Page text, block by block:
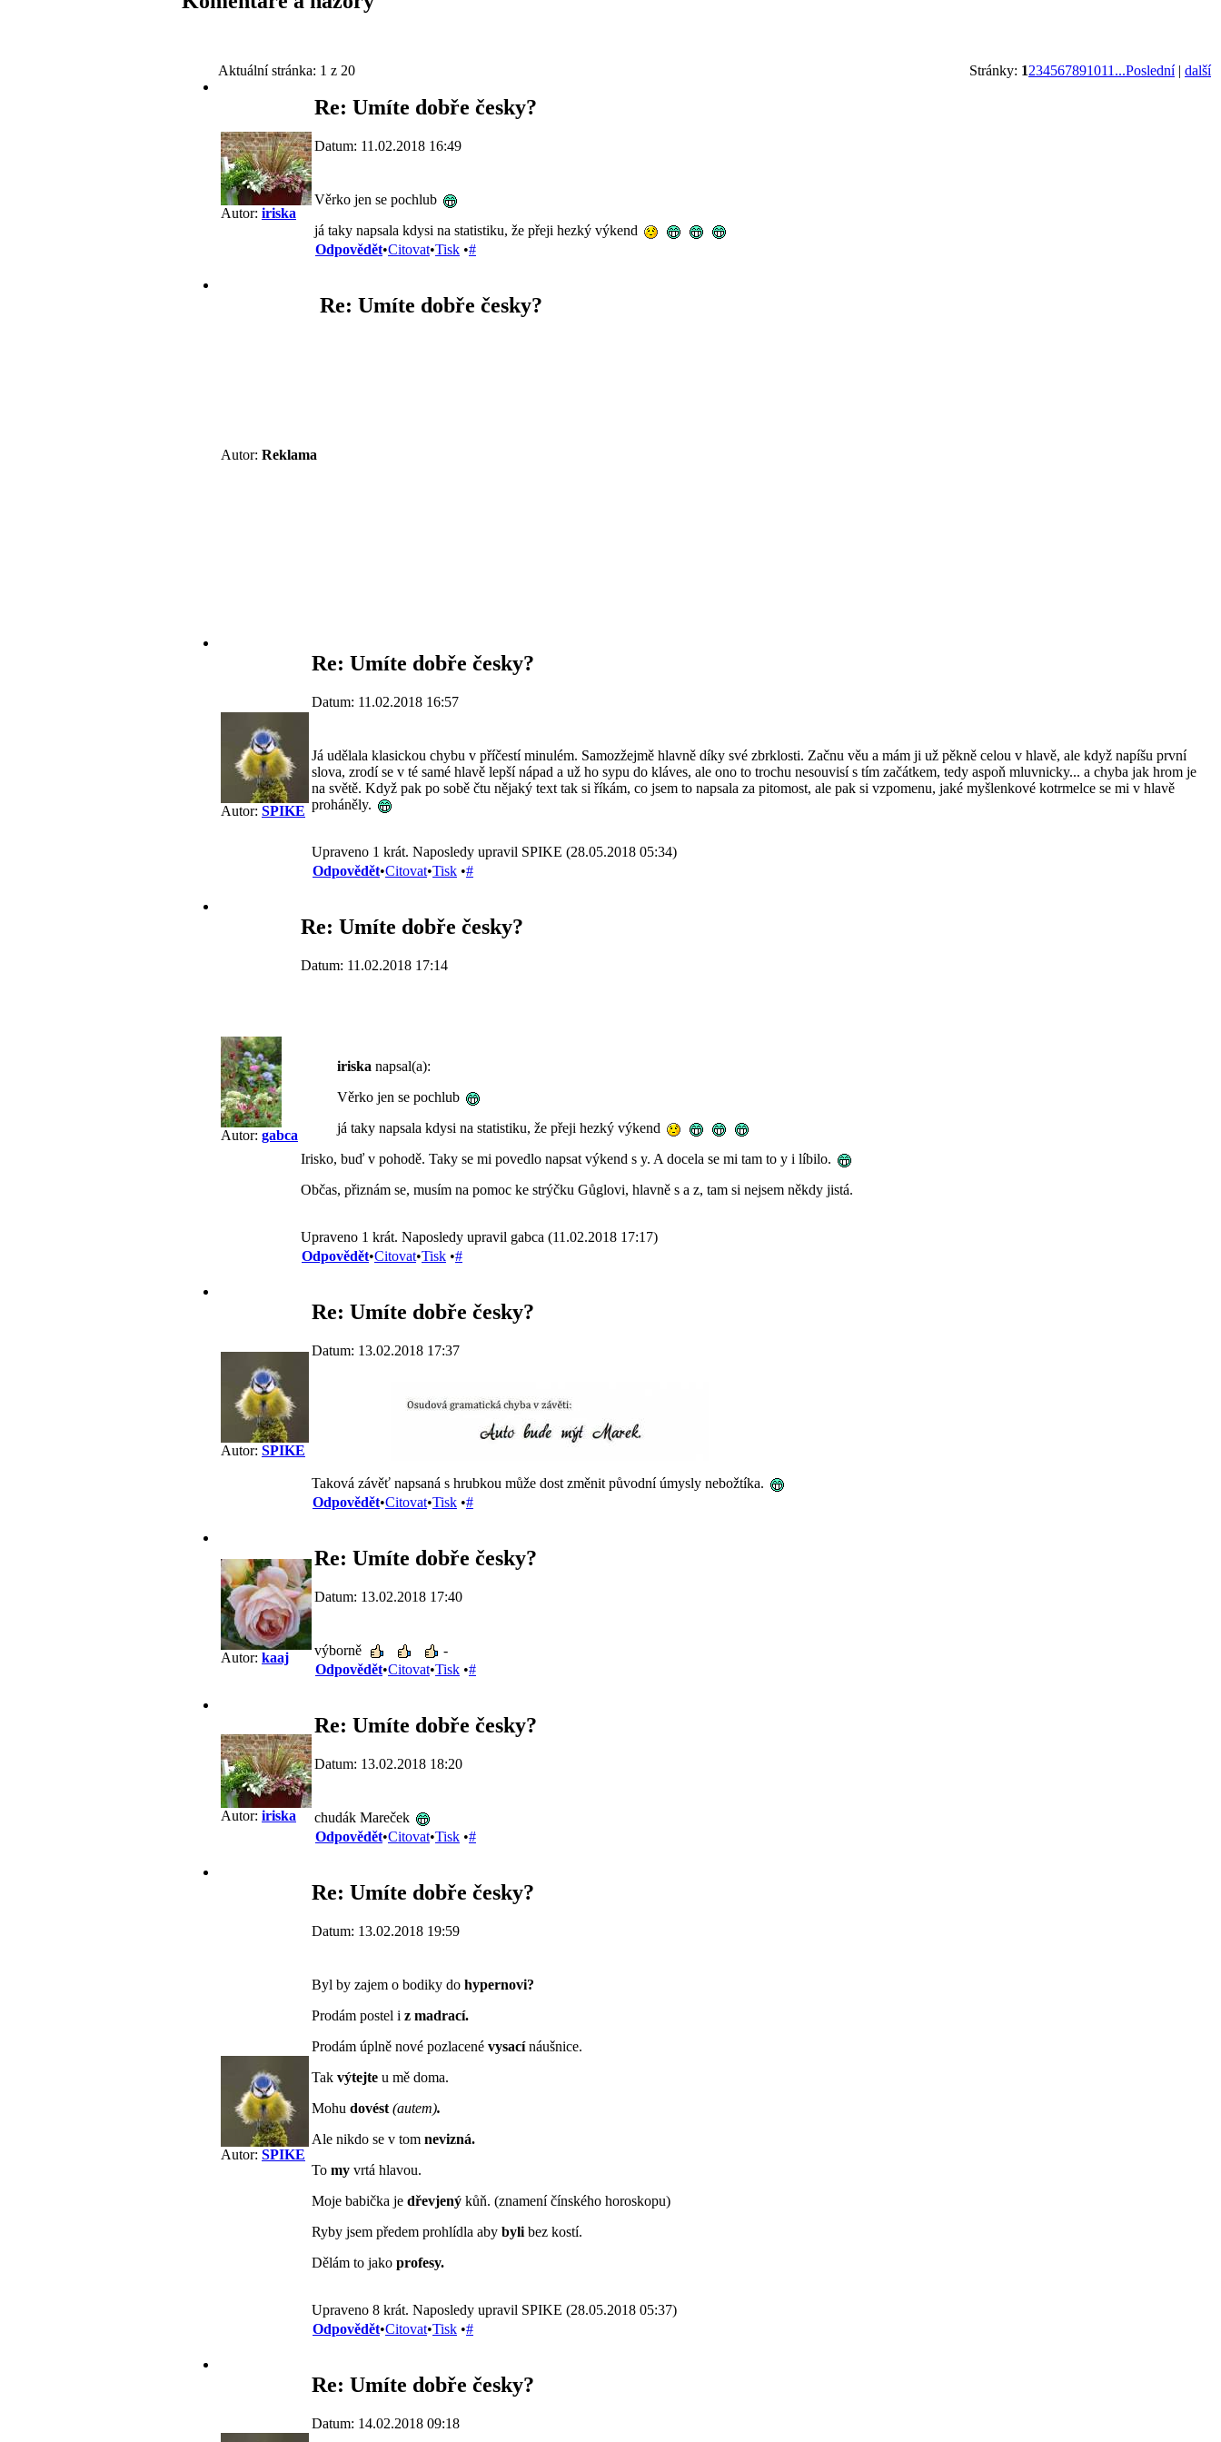
Stránky: 1234567891011 ...Poslední| další
Aktuální stránka: 1 z 20
Autor: iriska
Re: Umíte dobře česky?
Datum: 11.02.2018 16:49
Věrko jen se pochlub
já taky napsala kdysi na statistiku, že přeji hezký výkend
Odpovědět•Citovat•Tisk •#
Autor: Reklama
Re: Umíte dobře česky?
Autor: SPIKE
Re: Umíte dobře česky?
Datum: 11.02.2018 16:57
Já udělala klasickou chybu v příčestí minulém. Samozžejmě hlavně díky své zbrklosti. Začnu věu a mám ji už pěkně celou v hlavě, ale když napíšu první
slova, zrodí se v té samé hlavě lepší nápad a už ho sypu do kláves, ale ono to trochu nesouvisí s tím začátkem, tedy aspoň mluvnicky... a chyba jak hrom je
na světě. Když pak po sobě čtu nějaký text tak si říkám, co jsem to napsala za pitomost, ale pak si vzpomenu, jaké myšlenkové kotrmelce se mi v hlavě
proháněly.
Upraveno 1 krát. Naposledy upravil SPIKE (28.05.2018 05:34)
Odpovědět•Citovat•Tisk •#
Autor: gabca
Re: Umíte dobře česky?
Datum: 11.02.2018 17:14
iriska napsal(a):
Věrko jen se pochlub
já taky napsala kdysi na statistiku, že přeji hezký výkend
Irisko, buď v pohodě. Taky se mi povedlo napsat výkend s y. A docela se mi tam to y i líbilo.
Občas, přiznám se, musím na pomoc ke strýčku Gůglovi, hlavně s a z, tam si nejsem někdy jistá.
Upraveno 1 krát. Naposledy upravil gabca (11.02.2018 17:17)
Odpovědět•Citovat•Tisk •#
Autor: SPIKE
Re: Umíte dobře česky?
Datum: 13.02.2018 17:37
Taková závěť napsaná s hrubkou může dost změnit původní úmysly nebožtíka.
Odpovědět•Citovat•Tisk •#
Autor: kaaj
Re: Umíte dobře česky?
Datum: 13.02.2018 17:40
výborně
-
Odpovědět•Citovat•Tisk •#
Autor: iriska
Re: Umíte dobře česky?
Datum: 13.02.2018 18:20
chudák Mareček
Odpovědět•Citovat•Tisk •#
Autor: SPIKE
Re: Umíte dobře česky?
Datum: 13.02.2018 19:59
Byl by zajem o bodiky do hypernovi?
Prodám postel i z madrací.
Prodám úplně nové pozlacené vysacínáušnice.
Tak výtejte u mě doma.
Mohu dovést (autem).
Ale nikdo se v tom nevizná.
To my vrtá hlavou.
Moje babička je dřevjený kůň. (znamení čínského horoskopu)
Ryby jsem předem prohlídla aby byli bez kostí.
Dělám to jako profesy.
Upraveno 8 krát. Naposledy upravil SPIKE (28.05.2018 05:37)
Odpovědět•Citovat•Tisk •#
Re: Umíte dobře česky?
Datum: 14.02.2018 09:18